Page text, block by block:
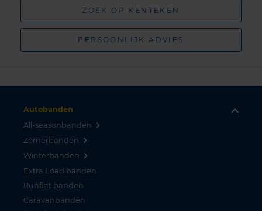
ZOEK OP KENTEKEN
PERSOONLIJK ADVIES
Autobanden
All-seasonbanden
Zomerbanden
Winterbanden
Extra Load banden
Runflat banden
Caravanbanden